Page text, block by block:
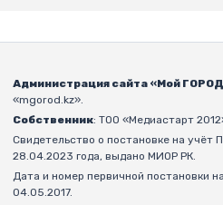
Администрация сайта «Мой
«mgorod.kz».
Собственник: ТОО «Медиастарт
Свидетельство о постановке на
28.04.2023 года, выдано МИОР РК.
Дата и номер первичной постановки
04.05.2017.